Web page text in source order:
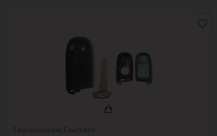
Télécommandes Émetteurs